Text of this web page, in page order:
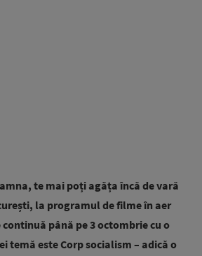
te mai poți agăța încă de vară
la programul de filme în aer
continuă până pe 3 octombrie cu o
temă este Corp socialism – adică o